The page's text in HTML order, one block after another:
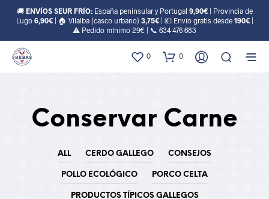
🚚 ENVÍOS SEUR FRÍO:España peninsular y Portugal 9,90€| Provincia de
Lugo 6,90€| 🏠 Vilalba (casco urbano) 3,75€| 💶 Envío gratis desde 190€|
⚠️ Pedido mínimo 29€ | 📞 634 476 683
0 0
Conservar Carne
ALL CERDO GALLEGO CONSEJOS
POLLO ECOLÓGICO PORCO CELTA
PRODUCTOS TÍPICOS GALLEGOS